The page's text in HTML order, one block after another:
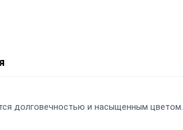
долговечностью и насыщенным цветом.